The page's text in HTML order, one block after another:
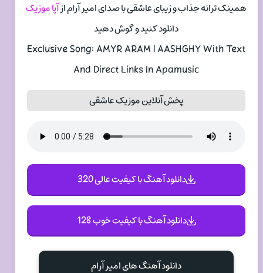
همینک ترانه جذاب و زیبای عاشقی با صدای امیر آرام ازآپا موزیک
دانلود کنید و گوش دهید
Exclusive Song: AMYR ARAM | AASHGHY With Text
And Direct Links In Apamusic
پخش آنلاین موزیک عاشقی
دانلود آهنگ با کیفیت عالی 320
دانلود آهنگ با کیفیت خوب 128
دانلود آهنگ های امیر آرام